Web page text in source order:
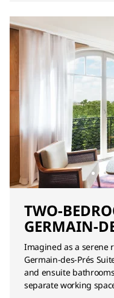
TWO-
GERMAIN-
Imagined as a serene
Germain-des-Prés
and ensuite
separate working